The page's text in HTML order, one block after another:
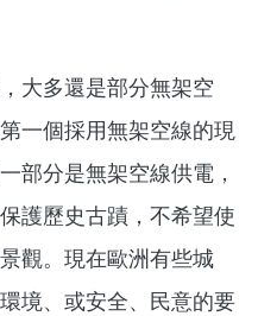
多還是部分無架空
一個採用無架空線的現
部分是無架空線供電，
護歷史古蹟，不希望使
觀。現在歐洲有些城
境、或安全、民意的要